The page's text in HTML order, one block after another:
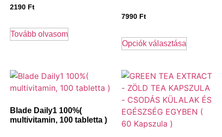
2190 Ft
Tovább olvasom
7990 Ft
Opciók választása
Blade Daily1 100%(
multivitamin, 100 tabletta )